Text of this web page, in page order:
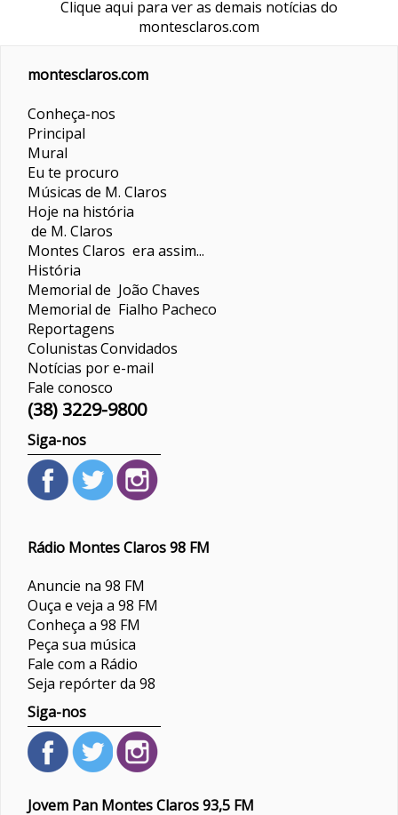
Clique aqui para ver as demais notícias do
montesclaros.com
montesclaros.com
Conheça-nos
Principal
Mural
Eu te procuro
Músicas de M. Claros
Hoje na história
de M. Claros
Montes Claros era assim...
História
Memorial de João Chaves
Memorial de Fialho Pacheco
Reportagens
ColunistasConvidados
Notícias por e-mail
Fale conosco
(38) 3229-9800
Siga-nos
Rádio Montes Claros 98 FM
Anuncie na 98 FM
Ouça e veja a 98 FM
Conheça a 98 FM
Peça sua música
Fale com a Rádio
Seja repórter da 98
Siga-nos
Jovem Pan Montes Claros 93,5 FM